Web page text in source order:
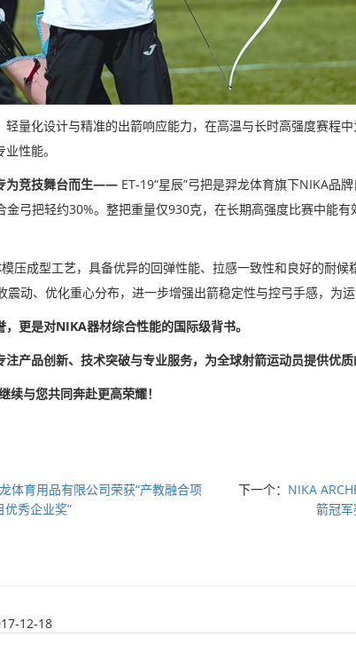
量化设计与精准的出箭响应能力，在高温与长时高强度赛程
性能。
为竞技舞台而生—— ET-19“星辰”弓把是羿龙体育旗下NIKA品
金弓把轻约30%。整把重量仅930克，在长期高强度比赛中能
压成型工艺，具备优异的回弹性能、拉感一致性和良好的耐
震动、优化重心分布，进一步增强出箭稳定性与控弓手感，为
更是对NIKA器材综合性能的国际级背书。
产品创新、技术突破与专业服务，为全球射箭运动员提供优质
续与您共同奔赴更高荣耀！
体育用品有限公司荣获“产教融合项
优秀企业奖”
下一个： NIKA
箭冠
12-18